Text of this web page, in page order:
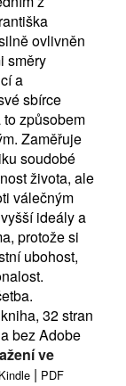
ovlivněn
směry
a
sbírce
způsobem
Zaměřuje
soudobé
života, ale
válečným
ideály a
protože si
ubohost,
32 stran
bez Adobe
ve
| PDF